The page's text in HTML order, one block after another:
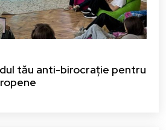
tău anti-birocrație pentru